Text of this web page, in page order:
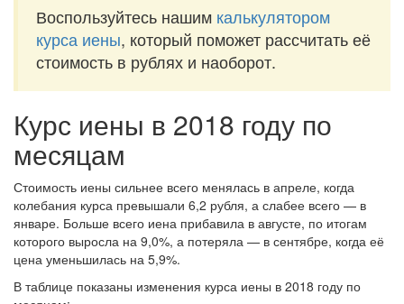
Воспользуйтесь нашим калькулятором
курса иены, который поможет рассчитать её
стоимость в рублях и наоборот.
Курс иены в 2018 году по
месяцам
Стоимость иены сильнее всего менялась в апреле, когда
колебания курса превышали 6,2 рубля, а слабее всего — в
январе. Больше всего иена прибавила в августе, по итогам
которого выросла на 9,0%, а потеряла — в сентябре, когда её
цена уменьшилась на 5,9%.
В таблице показаны изменения курса иены в 2018 году по